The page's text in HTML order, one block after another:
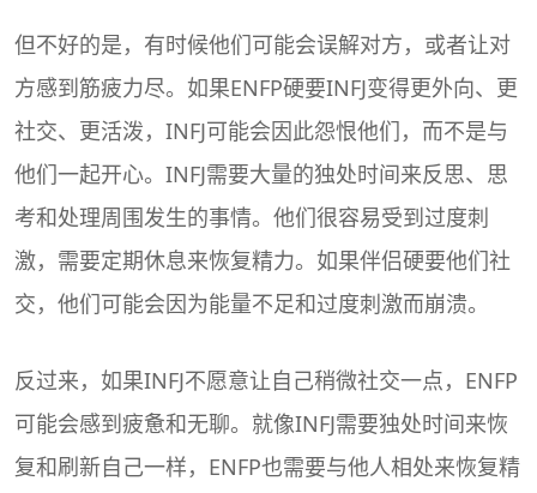
但不好的是，有时候他们可能会误解对方，或者让对
方感到筋疲力尽。如果ENFP硬要INFJ变得更外向、更
社交、更活泼，INFJ可能会因此怨恨他们，而不是与
他们一起开心。INFJ需要大量的独处时间来反思、思
考和处理周围发生的事情。他们很容易受到过度刺
激，需要定期休息来恢复精力。如果伴侣硬要他们社
交，他们可能会因为能量不足和过度刺激而崩溃。
反过来，如果INFJ不愿意让自己稍微社交一点，ENFP
可能会感到疲惫和无聊。就像INFJ需要独处时间来恢
复和刷新自己一样，ENFP也需要与他人相处来恢复精